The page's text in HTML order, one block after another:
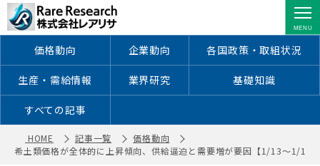
希土類価格が全体的に上昇傾向、供給
逼迫と需要増が要因【1/13～1/17週
報】 ｜ 株式会社レアリサ
価格動向 企業動向 各国政策・取組状況
生産・需給情報 業界研究 基礎知識
すべての記事
HOME 記事一覧
価格動向
希土類価格が全体的に上昇傾向、供給逼迫と需要増が要因【1/13～1/17